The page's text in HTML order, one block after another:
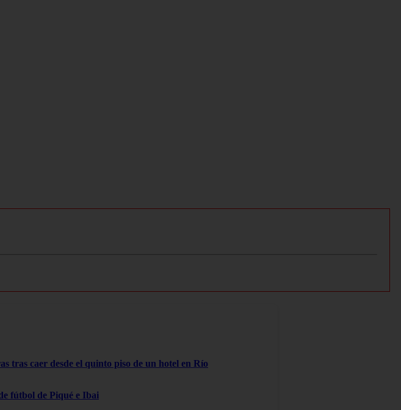
tras caer desde el quinto piso de un hotel en Río
fútbol de Piqué e Ibai